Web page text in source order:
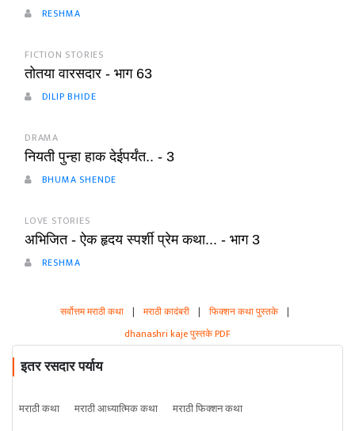
RESHMA
FICTION STORIES
तोतया वारसदार - भाग 63
DILIP BHIDE
DRAMA
नियती पुन्हा हाक देईपर्यंत.. - 3
BHUMA SHENDE
LOVE STORIES
अभिजित - ऐक हृदय स्पर्शी प्रेम कथा... - भाग 3
RESHMA
सर्वोत्तम मराठी कथा | मराठी कादंबरी | फिक्शन कथा पुस्तके |
dhanashri kaje पुस्तके PDF
इतर रसदार पर्याय
मराठी कथा मराठी आध्यात्मिक कथा
मराठी फिक्शन कथा